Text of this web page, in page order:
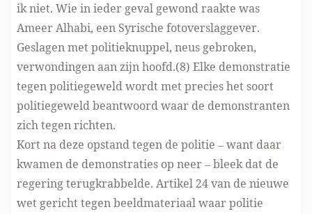
ik niet. Wie in ieder geval gewond raakte was
Ameer Alhabi, een Syrische fotoverslaggever.
Geslagen met politieknuppel, neus gebroken,
verwondingen aan zijn hoofd.(8) Elke demonstratie
tegen politiegeweld wordt met precies het soort
politiegeweld beantwoord waar de demonstranten
zich tegen richten.
Kort na deze opstand tegen de politie – want daar
kwamen de demonstraties op neer – bleek dat de
regering terugkrabbelde. Artikel 24 van de nieuwe
wet gericht tegen beeldmateriaal waar politie